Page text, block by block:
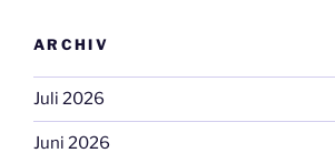
ARCHIV
Juli 2026
Juni 2026